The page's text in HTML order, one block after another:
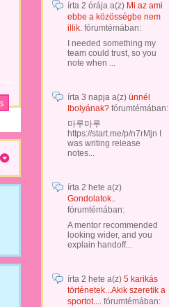
írta 2 órája a(z) Mi az ami
ebbe a közösségbe nem
illik. fórumtémában:
I needed something my
team could trust, so you
note when ...
írta 3 napja a(z) ünnél
Ibolyának? fórumtémában:
마루마루
https://start.me/p/n7rMjn I
was writing release
notes...
írta 2 hete a(z)
Gondolatok..
fórumtémában:
A mentor recommended
looking wider, and you
explain handoff...
írta 2 hete a(z) 5 karikás
történetek...Akik szeretik a
sportot.... fórumtémában: